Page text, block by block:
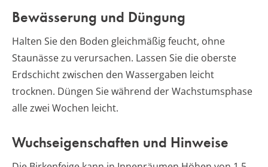
Bewässerung und Düngung
Halten Sie den Boden gleichmäßig feucht, ohne
Staunässe zu verursachen. Lassen Sie die oberste
Erdschicht zwischen den Wassergaben leicht
trocknen. Düngen Sie während der Wachstumsphase
alle zwei Wochen leicht.
Wuchseigenschaften und Hinweise